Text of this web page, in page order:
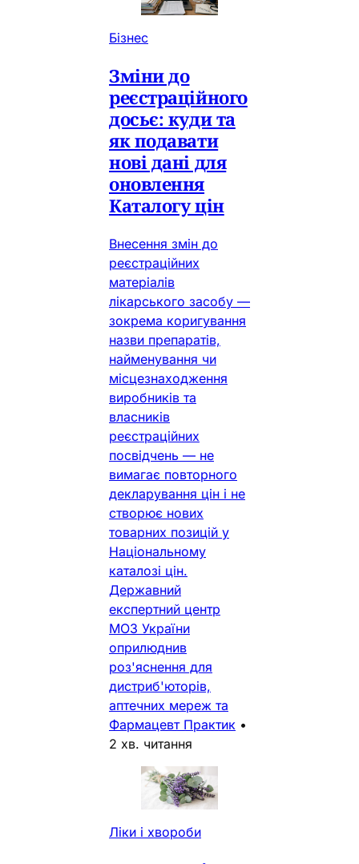
Бізнес
Зміни до
реєстраційного
досьє: куди та
як подавати
нові дані для
оновлення
Каталогу цін
Внесення змін до
реєстраційних
матеріалів
лікарського засобу —
зокрема коригування
назви препаратів,
найменування чи
місцезнаходження
виробників та
власників
реєстраційних
посвідчень — не
вимагає повторного
декларування цін і не
створює нових
товарних позицій у
Національному
каталозі цін.
Державний
експертний центр
МОЗ України
оприлюднив
роз'яснення для
дистриб'юторів,
аптечних мереж та
Фармацевт Практик •
2 хв. читання
Ліки і хвороби